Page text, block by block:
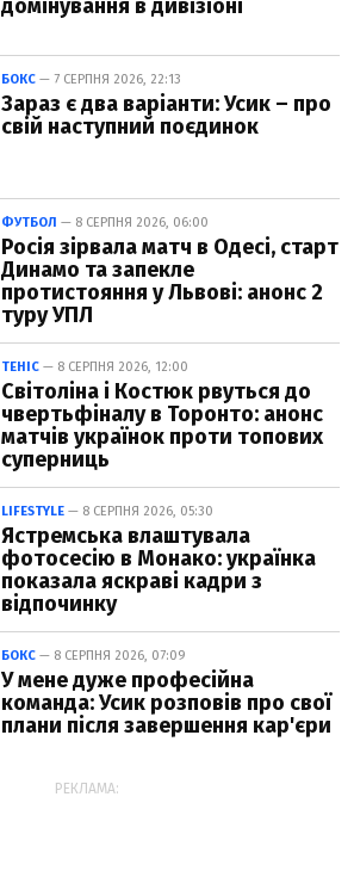
домінування в дивізіоні
БОКС — 7 СЕРПНЯ 2026, 22:13
Зараз є два варіанти: Усик – про
свій наступний поєдинок
ФУТБОЛ — 8 СЕРПНЯ 2026, 06:00
Росія зірвала матч в Одесі, старт
Динамо та запекле
протистояння у Львові: анонс 2
туру УПЛ
ТЕНІС — 8 СЕРПНЯ 2026, 12:00
Світоліна і Костюк рвуться до
чвертьфіналу в Торонто: анонс
матчів українок проти топових
суперниць
LIFESTYLE — 8 СЕРПНЯ 2026, 05:30
Ястремська влаштувала
фотосесію в Монако: українка
показала яскраві кадри з
відпочинку
БОКС — 8 СЕРПНЯ 2026, 07:09
У мене дуже професійна
команда: Усик розповів про свої
плани після завершення кар'єри
РЕКЛАМА: